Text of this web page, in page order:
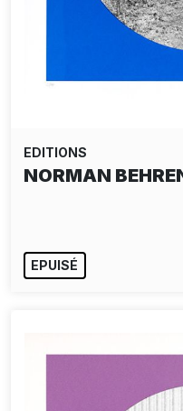
EDITIONS
NORMAN
EPUISÉ